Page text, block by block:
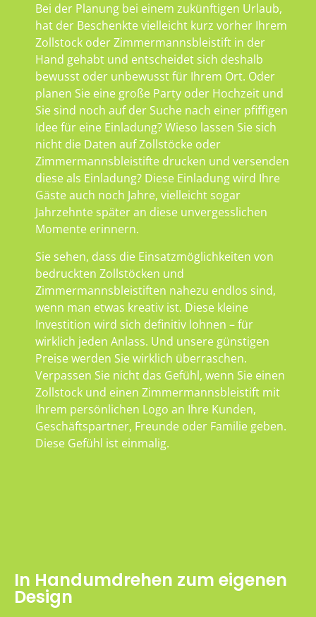
Bei der Planung bei einem zukünftigen Urlaub,
hat der Beschenkte vielleicht kurz vorher Ihrem
Zollstock oder Zimmermannsbleistift in der
Hand gehabt und entscheidet sich deshalb
bewusst oder unbewusst für Ihrem Ort. Oder
planen Sie eine große Party oder Hochzeit und
Sie sind noch auf der Suche nach einer pfiffigen
Idee für eine Einladung? Wieso lassen Sie sich
nicht die Daten auf Zollstöcke oder
Zimmermannsbleistifte drucken und versenden
diese als Einladung? Diese Einladung wird Ihre
Gäste auch noch Jahre, vielleicht sogar
Jahrzehnte später an diese unvergesslichen
Momente erinnern.
Sie sehen, dass die Einsatzmöglichkeiten von
bedruckten Zollstöcken und
Zimmermannsbleistiften nahezu endlos sind,
wenn man etwas kreativ ist. Diese kleine
Investition wird sich definitiv lohnen – für
wirklich jeden Anlass. Und unsere günstigen
Preise werden Sie wirklich überraschen.
Verpassen Sie nicht das Gefühl, wenn Sie einen
Zollstock und einen Zimmermannsbleistift mit
Ihrem persönlichen Logo an Ihre Kunden,
Geschäftspartner, Freunde oder Familie geben.
Diese Gefühl ist einmalig.
In Handumdrehen zum eigenen
Design